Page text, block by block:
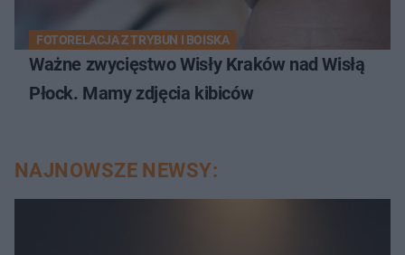
FOTORELACJA Z TRYBUN I BOISKA
Ważne zwycięstwo Wisły Kraków nad Wisłą
Płock. Mamy zdjęcia kibiców
NAJNOWSZE NEWSY: